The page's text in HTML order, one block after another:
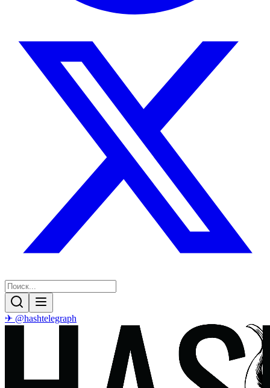
✈ @hashtelegraph